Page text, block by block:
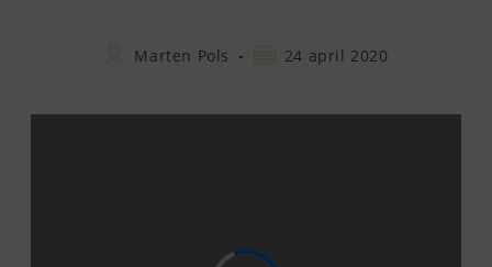
BerichtMarten Pols
Bericht24 april 2020